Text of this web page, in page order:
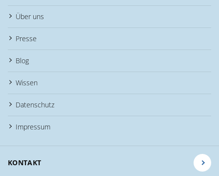
Über uns
Presse
Blog
Wissen
Datenschutz
Impressum
KONTAKT